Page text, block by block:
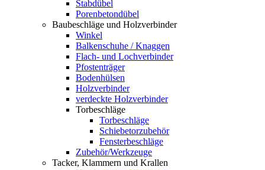
Stabdübel
Porenbetondübel
Baubeschläge und Holzverbinder
Winkel
Balkenschuhe / Knaggen
Flach- und Lochverbinder
Pfostenträger
Bodenhülsen
Holzverbinder
verdeckte Holzverbinder
Torbeschläge
Torbeschläge
Schiebetorzubehör
Fensterbeschläge
Zubehör/Werkzeuge
Tacker, Klammern und Krallen